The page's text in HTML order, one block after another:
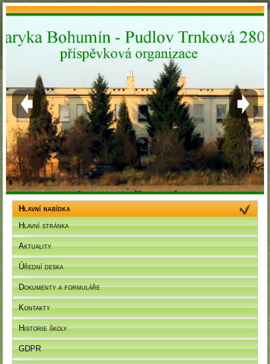
Hlavní nabídka
Hlavní stránka
Aktuality
Úřední deska
Dokumenty a formuláře
Kontakty
Historie školy
GDPR